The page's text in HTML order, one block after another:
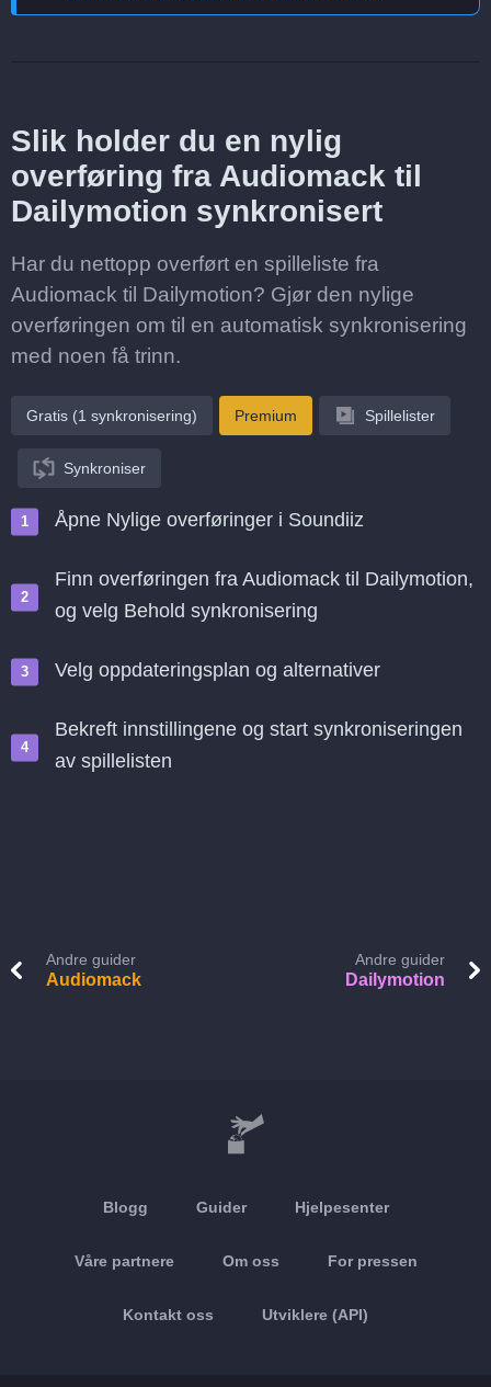
Slik holder du en nylig
overføring fra Audiomack til
Dailymotion synkronisert
Har du nettopp overført en spilleliste fra
Audiomack til Dailymotion? Gjør den nylige
overføringen om til en automatisk synkronisering
med noen få trinn.
Gratis (1 synkronisering) Premium Spillelister
Synkroniser
Åpne Nylige overføringer i Soundiiz
Finn overføringen fra Audiomack til Dailymotion,
og velg Behold synkronisering
Velg oppdateringsplan og alternativer
Bekreft innstillingene og start synkroniseringen
av spillelisten
Andre guider
Audiomack
Andre guider
Dailymotion
Blogg Guider Hjelpesenter
Våre partnere Om oss For pressen
Kontakt oss Utviklere (API)